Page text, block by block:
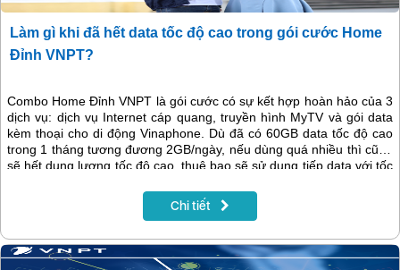
Làm gì khi đã hết data tốc độ cao trong gói cước Home
Đỉnh VNPT?
Combo Home Đỉnh VNPT là gói cước có sự kết hợp hoàn hảo của 3
dịch vụ: dịch vụ Internet cáp quang, truyền hình MyTV và gói data
kèm thoại cho di động Vinaphone. Dù đã có 60GB data tốc độ cao
trong 1 tháng tương đương 2GB/ngày, nếu dùng quá nhiều thì cũng
sẽ hết dung lượng tốc độ cao, thuê bao sẽ sử dụng tiếp data với tốc
khách hàng cần đăng kí các gói bổ sung theo hướng dẫn dưới đây!
Chi tiết